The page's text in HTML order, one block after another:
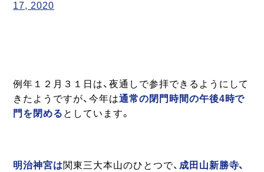
17, 2020
例年１２月３１日は、夜通しで参拝できるようにして
きたようですが、今年は通常の閉門時間の午後4時で
門を閉める としています。
明治神宮は関東三大本山のひとつで、 成田山新勝寺、